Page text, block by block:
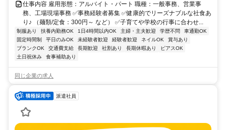
仕事内容 雇用形態：アルバイト・パート 職種：一般事務、営業事
務、工場現場事務 ✅事務経験者募集 ✅健康的でリーズナブルな社食あ
り♪ （麺類/定食：300円～ など） ✅子育てや学校の行事に合わせ...
制服あり 扶養内勤務OK 1日4時間以内OK 主婦・主夫歓迎 学歴不問
車通勤OK
固定時間制
平日のみOK 未経験者歓迎 経験者歓迎 ネイルOK
賞与あり
ブランクOK
交通費支給 長期歓迎 社割あり 長期休暇あり
ピアスOK
土日祝休み
食事補助あり
同じ企業の求人
派遣社員